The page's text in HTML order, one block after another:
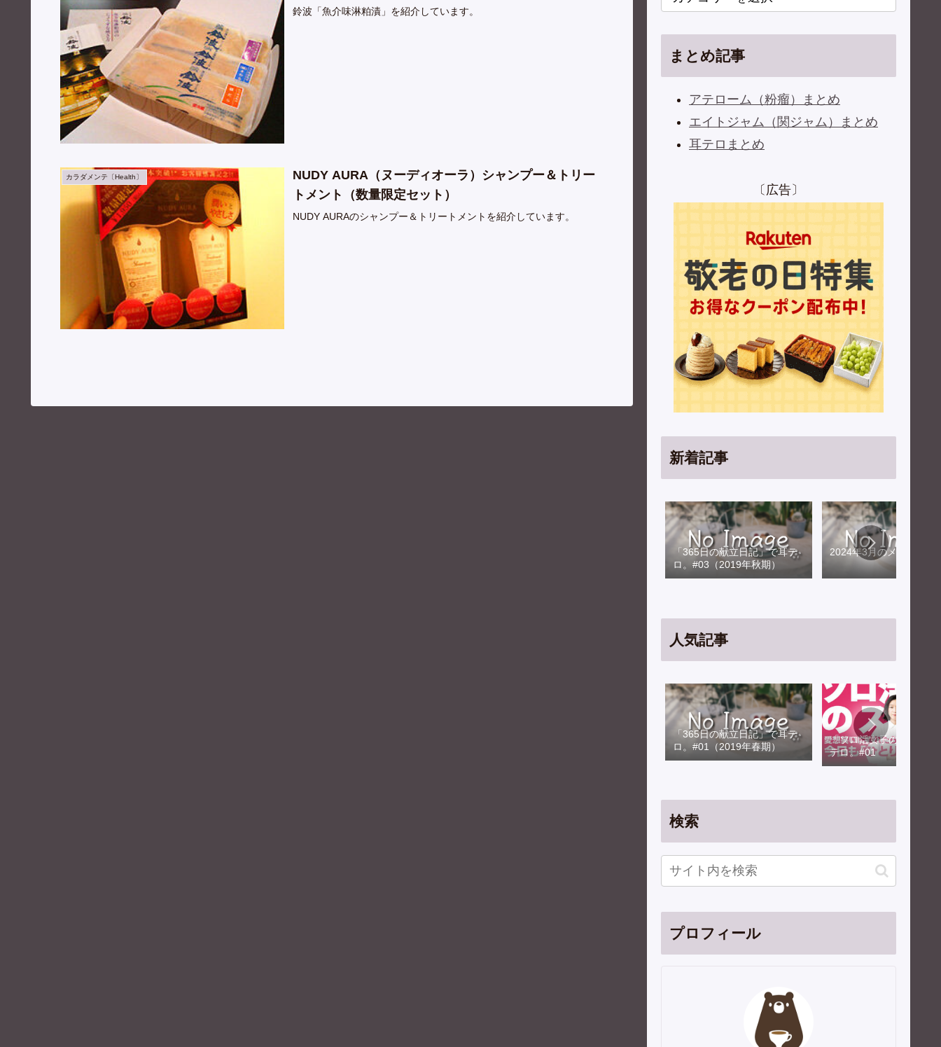
鈴波「魚介味淋粕漬」を紹介しています。
カラダメンテ〔Health〕
NUDY AURA（ヌーディオーラ）シャンプー＆トリー
トメント（数量限定セット）
NUDY AURAのシャンプー＆トリートメントを紹介しています。
まとめ記事
アテローム（粉瘤）まとめ
エイトジャム（関ジャム）まとめ
耳テロまとめ
〔広告〕
新着記事
「365日の献立日記」で耳テ
ロ。#03（2019年秋期）
2024年3月のメンテナン
人気記事
「365日の献立日記」で耳テ
ロ。#01（2019年春期）
「ソロ活女子のススメ」
テロ。#01
検索
プロフィール